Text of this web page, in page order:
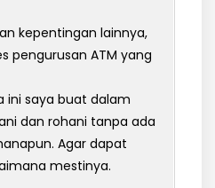
kepentingan lainnya,
pengurusan ATM yang
ini saya buat dalam
dan rohani tanpa ada
Agar dapat
mestinya.